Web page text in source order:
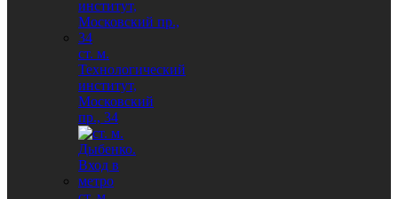
ст. м.
Технологический
институт,
Московский
пр., 34